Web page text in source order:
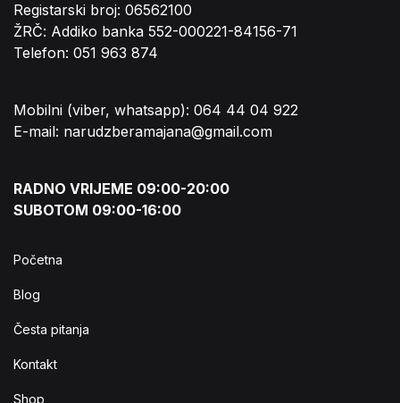
Registarski broj: 06562100
ŽRČ: Addiko banka 552-000221-84156-71
Telefon: 051 963 874
Mobilni (viber, whatsapp): 064 44 04 922
E-mail: narudzberamajana@gmail.com
RADNO VRIJEME 09:00-20:00
SUBOTOM 09:00-16:00
Početna
Blog
Česta pitanja
Kontakt
Shop